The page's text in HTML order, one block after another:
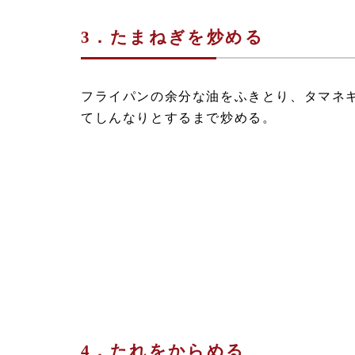
3．たまねぎを炒める
フライパンの余分な油をふきとり、タマネ
てしんなりとするまで炒める。
4．たれをからめる